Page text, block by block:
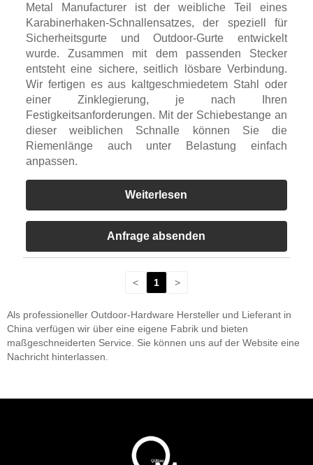
Metal Manufacturer ist der weibliche Teil eines
Karabinerhaken-Schnallensatzes, der speziell für
Sicherheitsgurte und Outdoor-Gurte entwickelt
wurde. Zusammen mit dem passenden Stecker
entsteht eine sichere, seitlich lösbare Verbindung.
Wir fertigen es aus kaltgeschmiedetem Stahl oder
einer Zinklegierung, je nach Ihren
Festigkeitsanforderungen. Mit der Schiebestange an
dieser weiblichen Schnalle können Sie die
Riemenlänge auch unter Belastung einfach
anpassen.
Weiterlesen
Anfrage absenden
< 1 >
Als professioneller Outdoor-Hardware Hersteller und Lieferant in
China verfügen wir über eine eigene Fabrik und bieten
maßgeschneiderten Service. Sie können uns auf der Website eine
Nachricht hinterlassen.